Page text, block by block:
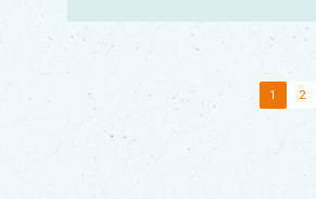
1 2